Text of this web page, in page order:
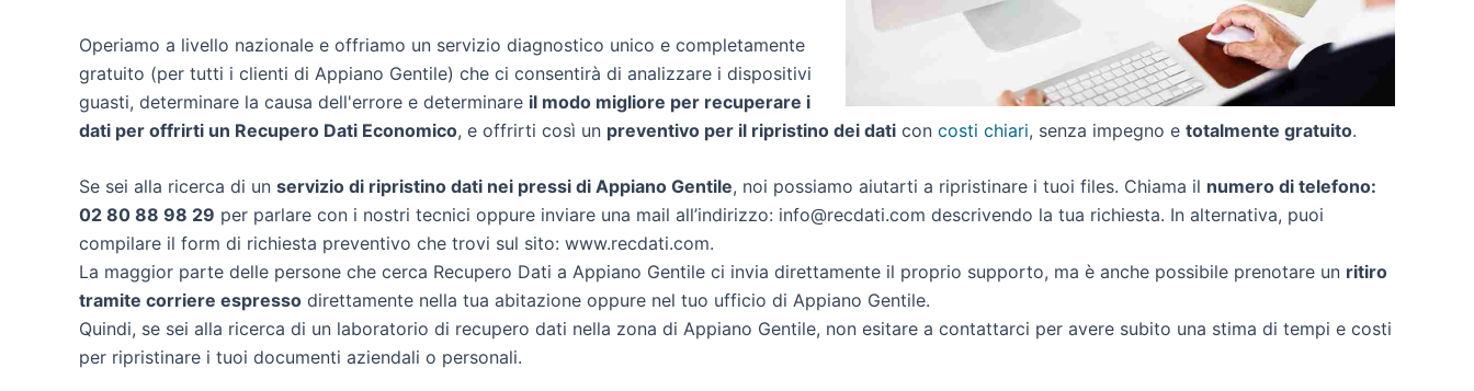
Operiamo a livello nazionale e offriamo un servizio diagnostico unico e completamente
gratuito (per tutti i clienti di Appiano Gentile) che ci consentirà di analizzare i dispositivi
guasti, determinare la causa dell'errore e determinare il modo migliore per recuperare i
dati per offrirti un Recupero Dati Economico, e offrirti così un preventivo per il ripristino dei dati con costi chiari, senza impegno e totalmente gratuito.
Se sei alla ricerca di un servizio di ripristino dati nei pressi di Appiano Gentile, noi possiamo aiutarti a ripristinare i tuoi files. Chiama il numero di telefono:
02 80 88 98 29 per parlare con i nostri tecnici oppure inviare una mail all’indirizzo: info@recdati.com descrivendo la tua richiesta. In alternativa, puoi
compilare il form di richiesta preventivo che trovi sul sito: www.recdati.com.
La maggior parte delle persone che cerca Recupero Dati a Appiano Gentile ci invia direttamente il proprio supporto, ma è anche possibile prenotare un ritiro
tramite corriere espresso direttamente nella tua abitazione oppure nel tuo ufficio di Appiano Gentile.
Quindi, se sei alla ricerca di un laboratorio di recupero dati nella zona di Appiano Gentile, non esitare a contattarci per avere subito una stima di tempi e costi
per ripristinare i tuoi documenti aziendali o personali.